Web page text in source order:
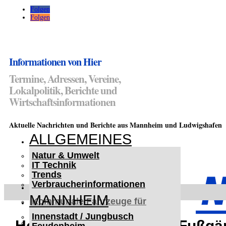
Folgen
Folgen
Informationen von Hier
Termine, Adressen, Vereine,
Lokalpolitik, Berichte und
Wirtschaftsinformationen
Aktuelle Nachrichten und Berichte aus Mannheim und Ludwigshafen
ALLGEMEINES
Natur & Umwelt
IT Technik
Trends
Verbraucherinformationen
MANNHEIM
Innenstadt / Jungbusch
< UKRAINE >
Kommunale Fahrzeuge für
Czernowitz
Nutzfahrzeuge für Czernowitz